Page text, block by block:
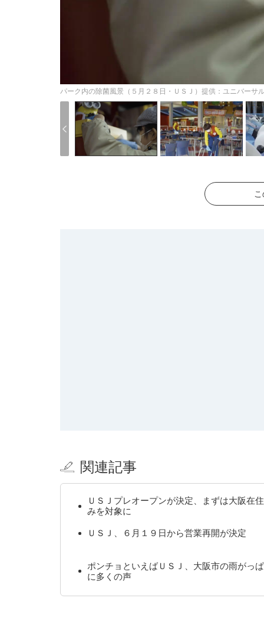
パーク内の除菌風景（５月２８日・ＵＳＪ）提供：ユニバーサ
関連記事
ＵＳＪプレオープンが決定、まずは大阪在
みを対象に
ＵＳＪ、６月１９日から営業再開が決定
ポンチョといえばＵＳＪ、大阪市の雨がっ
に多くの声